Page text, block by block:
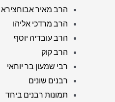
הרב מאיר אבוחצירא
הרב מרדכי אליהו
הרב עובדיה יוסף
הרב קוק
רבי שמעון בר יוחאי
רבנים שונים
תמונות רבנים ביחד